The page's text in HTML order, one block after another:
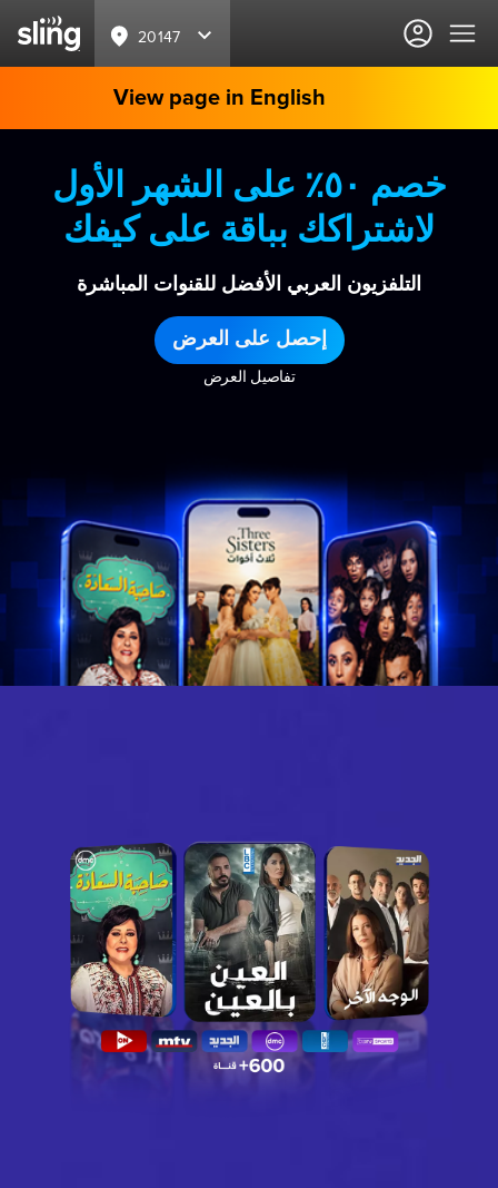
20147
View page in English
خصم ٥٠٪ على الشهر الأول
لاشتراكك بباقة على كيفك
التلفزيون العربي الأفضل للقنوات المباشرة
إحصل على العرض
تفاصيل العرض